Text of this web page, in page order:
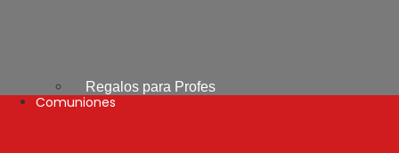
Regalos para Profes
Comuniones